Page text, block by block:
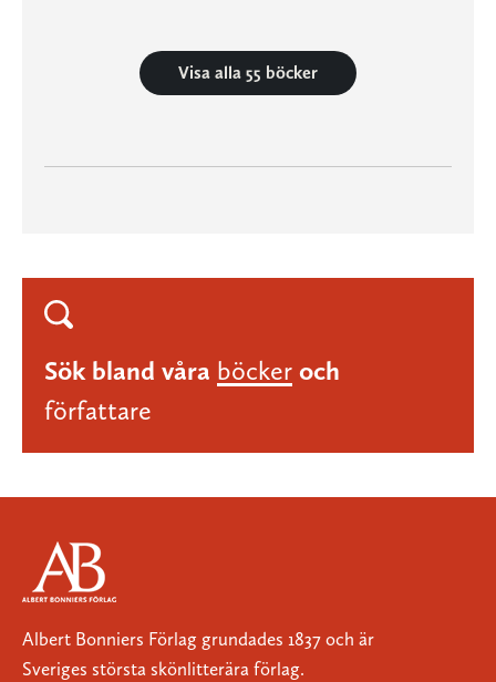
Visa alla 55 böcker
Sök bland våra böcker och
författare
Albert Bonniers Förlag grundades 1837 och är
Sveriges största skönlitterära förlag.